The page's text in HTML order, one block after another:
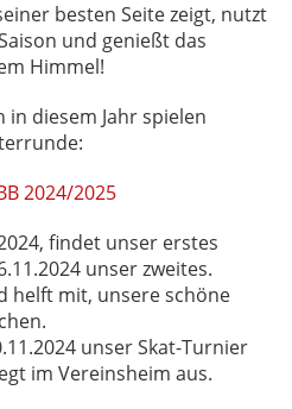
besten Seite zeigt, nutzt
und genießt das
Himmel!
in diesem Jahr spielen
2024/2025
findet unser erstes
unser zweites.
helft mit, unsere schöne
unser Skat-Turnier
im Vereinsheim aus.